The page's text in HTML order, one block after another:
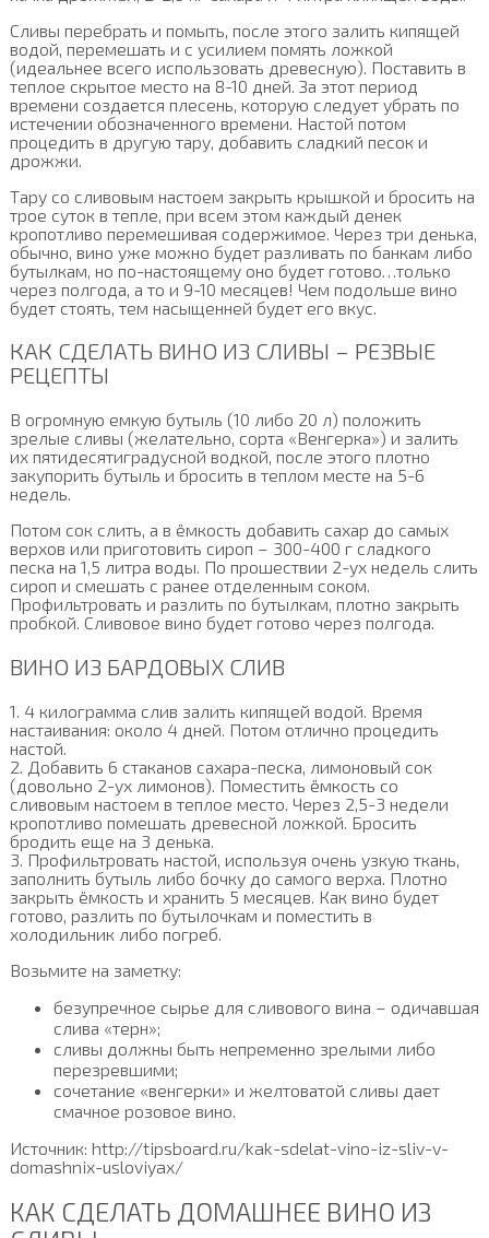
Сливы перебрать и помыть, после этого залить кипящей
водой, перемешать и с усилием помять ложкой
(идеальнее всего использовать древесную). Поставить в
теплое скрытое место на 8-10 дней. За этот период
времени создается плесень, которую следует убрать по
истечении обозначенного времени. Настой потом
процедить в другую тару, добавить сладкий песок и
дрожжи.
Тару со сливовым настоем закрыть крышкой и бросить на
трое суток в тепле, при всем этом каждый денек
кропотливо перемешивая содержимое. Через три денька,
обычно, вино уже можно будет разливать по банкам либо
бутылкам, но по-настоящему оно будет готово…только
через полгода, а то и 9-10 месяцев! Чем подольше вино
будет стоять, тем насыщенней будет его вкус.
КАК СДЕЛАТЬ ВИНО ИЗ СЛИВЫ – РЕЗВЫЕ
РЕЦЕПТЫ
В огромную емкую бутыль (10 либо 20 л) положить
зрелые сливы (желательно, сорта «Венгерка») и залить
их пятидесятиградусной водкой, после этого плотно
закупорить бутыль и бросить в теплом месте на 5-6
недель.
Потом сок слить, а в ёмкость добавить сахар до самых
верхов или приготовить сироп – 300-400 г сладкого
песка на 1,5 литра воды. По прошествии 2-ух недель слить
сироп и смешать с ранее отделенным соком.
Профильтровать и разлить по бутылкам, плотно закрыть
пробкой. Сливовое вино будет готово через полгода.
ВИНО ИЗ БАРДОВЫХ СЛИВ
1. 4 килограмма слив залить кипящей водой. Время
настаивания: около 4 дней. Потом отлично процедить
настой.
2. Добавить 6 стаканов сахара-песка, лимоновый сок
(довольно 2-ух лимонов). Поместить ёмкость со
сливовым настоем в теплое место. Через 2,5-3 недели
кропотливо помешать древесной ложкой. Бросить
бродить еще на 3 денька.
3. Профильтровать настой, используя очень узкую ткань,
заполнить бутыль либо бочку до самого верха. Плотно
закрыть ёмкость и хранить 5 месяцев. Как вино будет
готово, разлить по бутылочкам и поместить в
холодильник либо погреб.
Возьмите на заметку:
безупречное сырье для сливового вина – одичавшая
слива «терн»;
сливы должны быть непременно зрелыми либо
перезревшими;
сочетание «венгерки» и желтоватой сливы дает
смачное розовое вино.
Источник: http://tipsboard.ru/kak-sdelat-vino-iz-sliv-v-
domashnix-usloviyax/
КАК СДЕЛАТЬ ДОМАШНЕЕ ВИНО ИЗ